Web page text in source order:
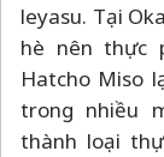
leyasu. Tại
hè nên thực
Hatcho Miso
trong nhiều
thành loại